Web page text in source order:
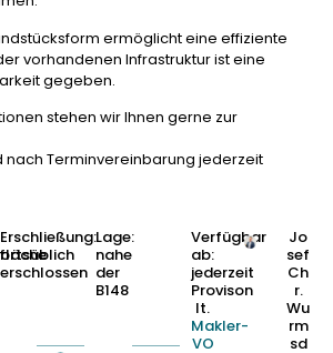
Erschließung:
ortsüblich
erschlossen
Lage:
nahe
der
B148
Verfügbar
ab:
jederzeit
Provison
lt.
Makler-
VO
Jo
sef
Ch
r.
Wu
rm
sd
ermöglicht eine effiziente
vorhandenen Infrastruktur ist eine
gegeben.
stehen wir Ihnen gerne zur
nach Terminvereinbarung jederzeit